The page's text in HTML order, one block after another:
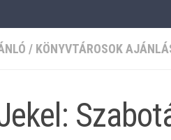
/ KÖNYVTÁROSOK